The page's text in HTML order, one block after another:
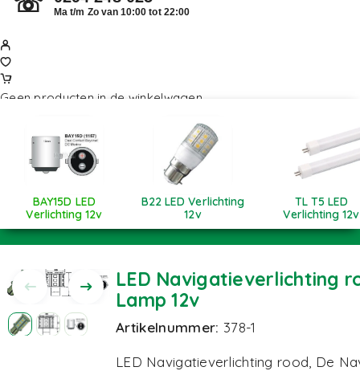
Ma t/m Zo van 10:00 tot 22:00
Geen producten in de winkelwagen.
BAY15D LED
Verlichting 12v
B22 LED Verlichting
12v
TL T5 LED
Verlichting 12v
LED Navigatieverlichting
Lamp 12v
Artikelnummer: 378-1
LED Navigatieverlichting rood, De